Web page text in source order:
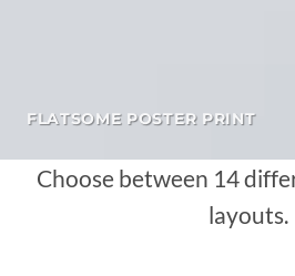
FLATSOME POSTER PRINT
Choose between 14
layouts.